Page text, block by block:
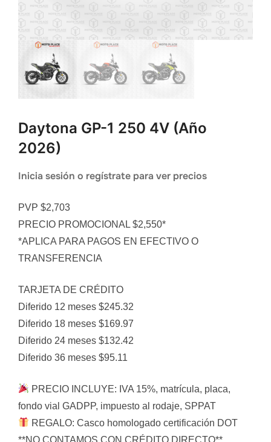
Daytona GP-1 250 4V (año
2026)
Inicia sesión o regístrate para ver precios
PVP $2,703
PRECIO PROMOCIONAL $2,550*
*APLICA PARA PAGOS EN EFECTIVO O
TRANSFERENCIA
TARJETA DE CRÉDITO
Diferido 12 meses $245.32
Diferido 18 meses $169.97
Diferido 24 meses $132.42
Diferido 36 meses $95.11
PRECIO INCLUYE: IVA 15%, matrícula, placa,
fondo vial GADPP, impuesto al rodaje, SPPAT
REGALO: Casco homologado certificación DOT
**NO CONTAMOS CON CRÉDITO DIRECTO**